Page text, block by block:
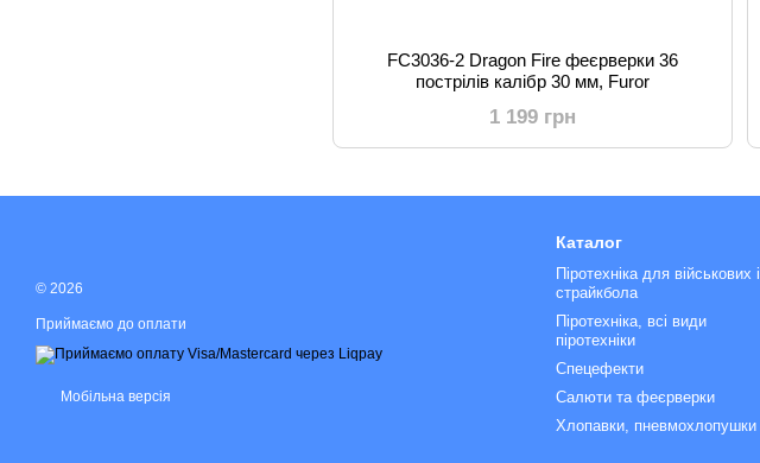
FC3036-2 Dragon Fire феєрверки 36
пострілів калібр 30 мм, Furor
1 199 грн
© 2026
Приймаємо до оплати
Мобільна версія
Каталог
Піротехніка для військових і
страйкбола
Піротехніка, всі види
піротехніки
Спецефекти
Салюти та феєрверки
Хлопавки, пневмохлопушки